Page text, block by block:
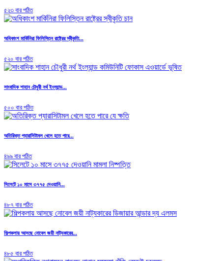
৫২৩ বার পঠিত
অধিকাংশ মার্কিনিরা ফিলিস্তিন রাষ্ট্রের স্বীকৃতি...
৫২০ বার পঠিত
সাংবাদিক শাহান চৌধুরী নর্থ ইংল্যান্ড...
৫০০ বার পঠিত
অতিরিক্ত প্যারাসিটামল খেলে হতে পারে...
৪৯৯ বার পঠিত
সিলেটে ১০ মাসে ৩৭৭৫ দেওয়ানি...
৪৮৭ বার পঠিত
শিল্পকলায় আসছে নোবেল জয়ী নাট্যকারের...
৪৮৫ বার পঠিত